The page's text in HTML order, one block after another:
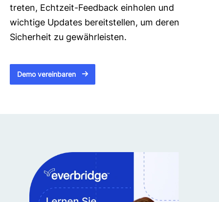
treten, Echtzeit-Feedback einholen und
wichtige Updates bereitstellen, um deren
Sicherheit zu gewährleisten.
Demo vereinbaren